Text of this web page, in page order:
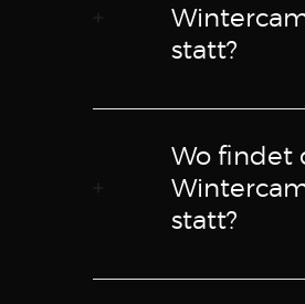
statt?
Wo findet
statt?